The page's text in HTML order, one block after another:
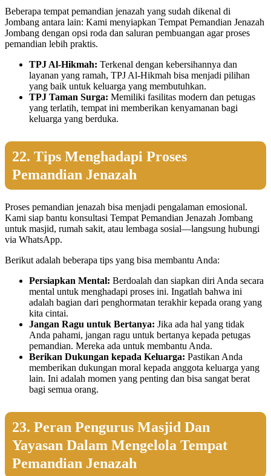
Beberapa tempat pemandian jenazah yang sudah dikenal di
Jombang antara lain: Kami menyiapkan Tempat Pemandian Jenazah
Jombang dengan opsi roda dan saluran pembuangan agar proses
pemandian lebih praktis.
TPJ Al-Hikmah: Terkenal dengan kebersihannya dan
layanan yang ramah, TPJ Al-Hikmah bisa menjadi pilihan
yang baik untuk keluarga yang membutuhkan.
TPJ Taman Surga: Memiliki fasilitas modern dan petugas
yang terlatih, tempat ini memberikan kenyamanan bagi
keluarga yang berduka.
22. Tips Menghadapi Proses
Pemandian Jenazah
Proses pemandian jenazah bisa menjadi pengalaman emosional.
Kami siap bantu konsultasi Tempat Pemandian Jenazah Jombang
untuk masjid, rumah sakit, atau lembaga sosial—langsung hubungi
via WhatsApp.
Berikut adalah beberapa tips yang bisa membantu Anda:
Persiapkan Mental: Berdoalah dan siapkan diri Anda secara
mental untuk menghadapi proses ini. Ingatlah bahwa ini
adalah bagian dari penghormatan terakhir kepada orang yang
kita cintai.
Jangan Ragu untuk Bertanya: Jika ada hal yang tidak
Anda pahami, jangan ragu untuk bertanya kepada petugas
pemandian. Mereka ada untuk membantu Anda.
Berikan Dukungan kepada Keluarga: Pastikan Anda
memberikan dukungan moral kepada anggota keluarga yang
lain. Ini adalah momen yang penting dan bisa sangat berat
bagi semua orang.
23. Peran Pengurus Masjid Dan
Yayasan Dalam Mengelola Tempat
Pemandian Jenazah